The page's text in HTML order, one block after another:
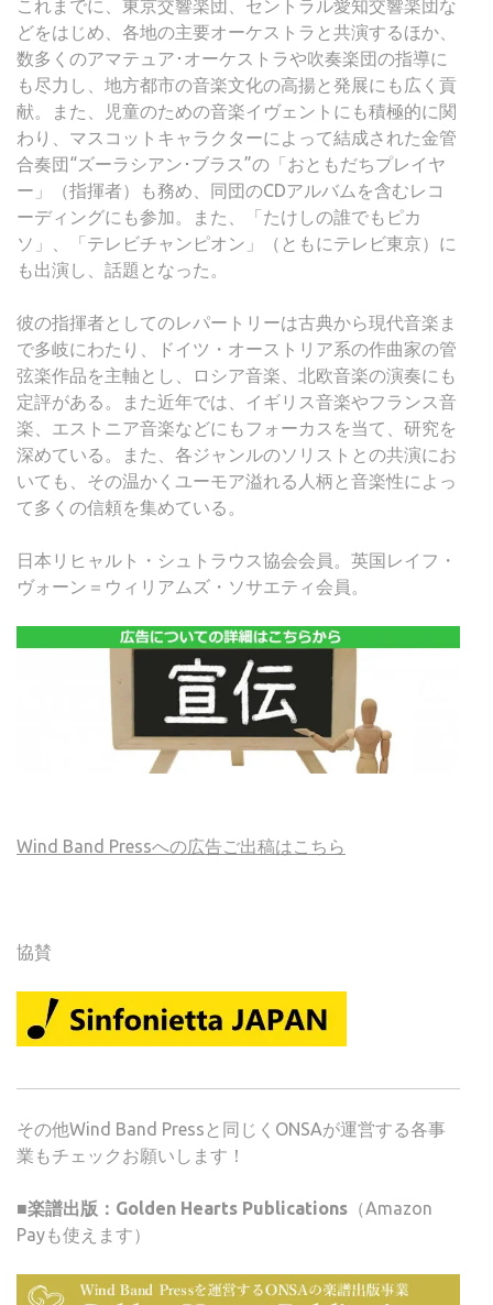
これまでに、東京交響楽団、セントラル愛知交響楽団な
どをはじめ、各地の主要オーケストラと共演するほか、
数多くのアマテュア･オーケストラや吹奏楽団の指導に
も尽力し、地方都市の音楽文化の高揚と発展にも広く貢
献。また、児童のための音楽イヴェントにも積極的に関
わり、マスコットキャラクターによって結成された金管
合奏団“ズーラシアン･ブラス”の「おともだちプレイヤ
ー」（指揮者）も務め、同団のCDアルバムを含むレコ
ーディングにも参加。また、「たけしの誰でもピカ
ソ」、「テレビチャンピオン」（ともにテレビ東京）に
も出演し、話題となった。
彼の指揮者としてのレパートリーは古典から現代音楽ま
で多岐にわたり、ドイツ・オーストリア系の作曲家の管
弦楽作品を主軸とし、ロシア音楽、北欧音楽の演奏にも
定評がある。また近年では、イギリス音楽やフランス音
楽、エストニア音楽などにもフォーカスを当て、研究を
深めている。また、各ジャンルのソリストとの共演にお
いても、その温かくユーモア溢れる人柄と音楽性によっ
て多くの信頼を集めている。
日本リヒャルト・シュトラウス協会会員。英国レイフ・
ヴォーン＝ウィリアムズ・ソサエティ会員。
Wind Band Pressへの広告ご出稿はこちら
協賛
その他Wind Band Pressと同じくONSAが運営する各事
業もチェックお願いします！
■楽譜出版：Golden Hearts Publications （Amazon
Payも使えます）